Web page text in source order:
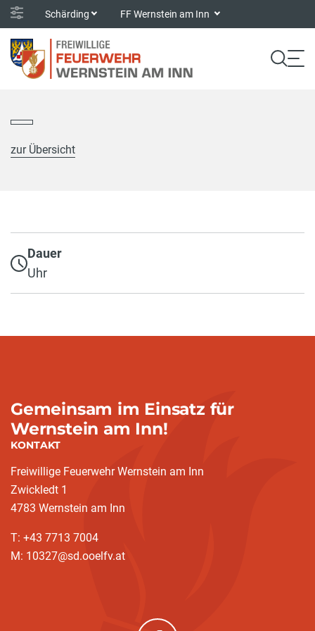
Schärding FF Wernstein am Inn
zur Übersicht
Dauer
Uhr
Gemeinsam im Einsatz für
Wernstein am Inn!
KONTAKT
Freiwillige Feuerwehr Wernstein am Inn
Zwickledt 1
4783 Wernstein am Inn
T: +43 7713 7004
M: 10327@sd.ooelfv.at